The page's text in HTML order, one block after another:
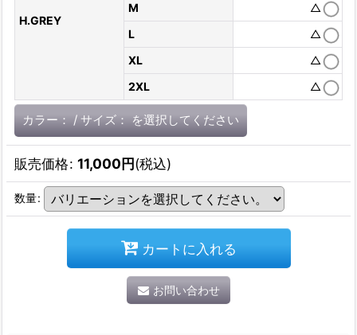
H.GREY
M
△
L
△
XL
△
2XL
△
カラー： / サイズ： を選択してください
販売価格: 11,000円(税込)
数量:
カートに入れる
お問い合わせ